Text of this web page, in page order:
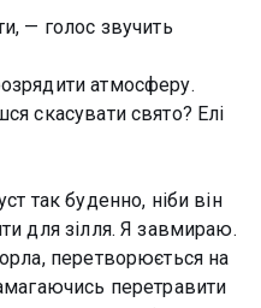
— голос звучить
атмосферу.
скасувати свято? Елі
так буденно, ніби він
для зілля. Я завмираю.
перетворюється на
перетравити